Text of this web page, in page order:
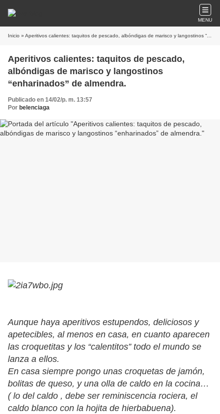
MENU
Inicio » Aperitivos calientes: taquitos de pescado, albóndigas de marisco y langostinos “enharinados” de almendra.
Aperitivos calientes: taquitos de pescado,
albóndigas de marisco y langostinos
“enharinados” de almendra.
Publicado en 14/02/p. m. 13:57
Por belenciaga
Aunque haya aperitivos estupendos, deliciosos y
apetecibles, al menos en casa, en cuanto aparecen
las croquetitas y los “calentitos” todo el mundo se
lanza a ellos.
En casa siempre pongo unas croquetas de jamón,
bolitas de queso, y una olla de caldo en la cocina…
( lo del caldo , debe ser reminiscencia rociera, el
caldo blanco con la hojita de hierbabuena).